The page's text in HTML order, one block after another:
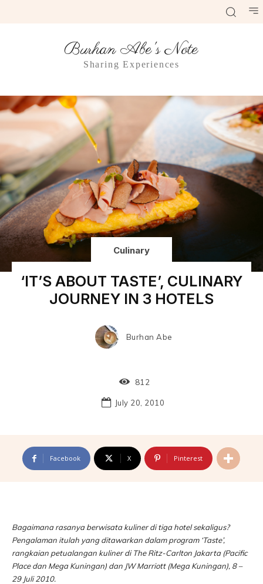
Burhan Abe's Note
Sharing Experiences
Culinary
‘IT’S ABOUT TASTE’, CULINARY
JOURNEY IN 3 HOTELS
Burhan Abe
812
July 20, 2010
Facebook X Pinterest
Bagaimana rasanya berwisata kuliner di tiga hotel sekaligus?
Pengalaman itulah yang ditawarkan dalam program ‘Taste’,
rangkaian petualangan kuliner di The Ritz-Carlton Jakarta (Pacific
Place dan Mega Kuningan) dan JW Marriott (Mega Kuningan), 8 –
29 Juli 2010.